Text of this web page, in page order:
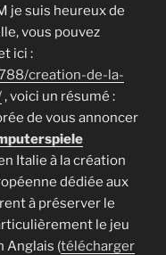
je suis heureux de
vous pouvez
ici :
creation-de-la-
, voici un résumé :
de vous annoncer
Italie à la création
dédiée aux
à préserver le
le jeu
Anglais (télécharger